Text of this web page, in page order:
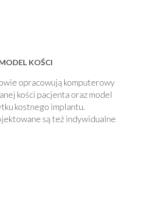
KOŚCI
opracowują komputerowy
kości pacjenta oraz model
kostnego implantu.
są też indywidualne